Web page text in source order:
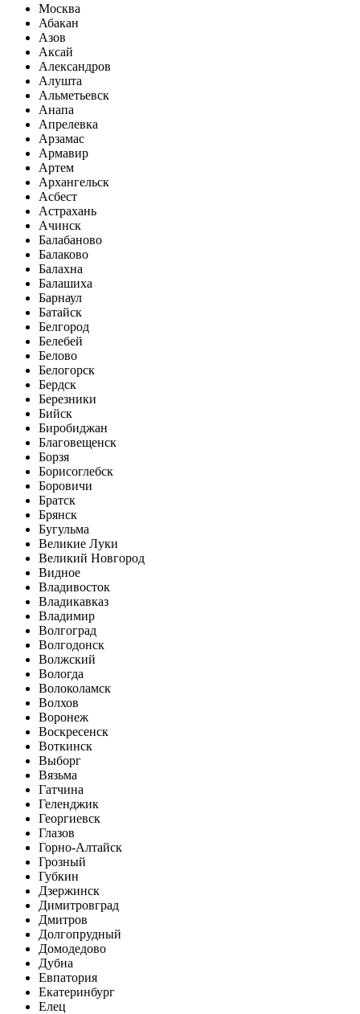
Москва
Абакан
Азов
Аксай
Александров
Алушта
Альметьевск
Анапа
Апрелевка
Арзамас
Армавир
Артем
Архангельск
Асбест
Астрахань
Ачинск
Балабаново
Балаково
Балахна
Балашиха
Барнаул
Батайск
Белгород
Белебей
Белово
Белогорск
Бердск
Березники
Бийск
Биробиджан
Благовещенск
Борзя
Борисоглебск
Боровичи
Братск
Брянск
Бугульма
Великие Луки
Великий Новгород
Видное
Владивосток
Владикавказ
Владимир
Волгоград
Волгодонск
Волжский
Вологда
Волоколамск
Волхов
Воронеж
Воскресенск
Воткинск
Выборг
Вязьма
Гатчина
Геленджик
Георгиевск
Глазов
Горно-Алтайск
Грозный
Губкин
Дзержинск
Димитровград
Дмитров
Долгопрудный
Домодедово
Дубна
Евпатория
Екатеринбург
Елец